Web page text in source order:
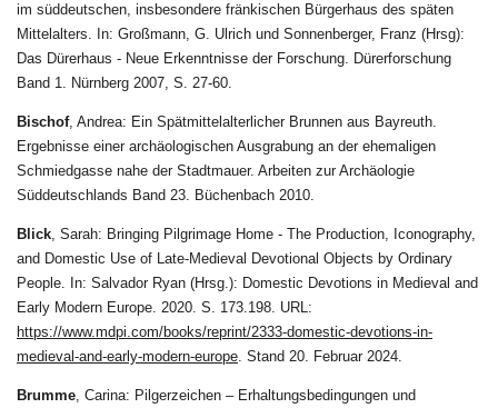
im süddeutschen, insbesondere fränkischen Bürgerhaus des späten
Mittelalters. In: Großmann, G. Ulrich und Sonnenberger, Franz (Hrsg):
Das Dürerhaus - Neue Erkenntnisse der Forschung. Dürerforschung
Band 1. Nürnberg 2007, S. 27-60.
Bischof, Andrea: Ein Spätmittelalterlicher Brunnen aus Bayreuth.
Ergebnisse einer archäologischen Ausgrabung an der ehemaligen
Schmiedgasse nahe der Stadtmauer. Arbeiten zur Archäologie
Süddeutschlands Band 23. Büchenbach 2010.
Blick, Sarah: Bringing Pilgrimage Home - The Production, Iconography,
and Domestic Use of Late-Medieval Devotional Objects by Ordinary
People. In: Salvador Ryan (Hrsg.): Domestic Devotions in Medieval and
Early Modern Europe. 2020. S. 173.198. URL:
https://www.mdpi.com/books/reprint/2333-domestic-devotions-in-
medieval-and-early-modern-europe. Stand 20. Februar 2024.
Brumme, Carina: Pilgerzeichen – Erhaltungsbedingungen und